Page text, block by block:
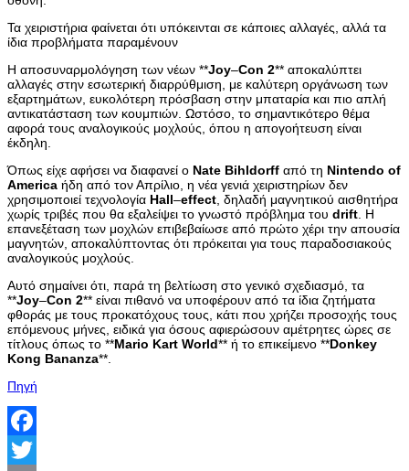
Τα χειριστήρια φαίνεται ότι υπόκεινται σε κάποιες αλλαγές, αλλά τα
ίδια προβλήματα παραμένουν
Η αποσυναρμολόγηση των νέων **Joy–Con 2** αποκαλύπτει
αλλαγές στην εσωτερική διαρρύθμιση, με καλύτερη οργάνωση των
εξαρτημάτων, ευκολότερη πρόσβαση στην μπαταρία και πιο απλή
αντικατάσταση των κουμπιών. Ωστόσο, το σημαντικότερο θέμα
αφορά τους αναλογικούς μοχλούς, όπου η απογοήτευση είναι
έκδηλη.
Όπως είχε αφήσει να διαφανεί ο Nate Bihldorff από τη Nintendo of
America ήδη από τον Απρίλιο, η νέα γενιά χειριστηρίων δεν
χρησιμοποιεί τεχνολογία Hall–effect , δηλαδή μαγνητικού αισθητήρα
χωρίς τριβές που θα εξαλείψει το γνωστό πρόβλημα του drift . Η
επανεξέταση των μοχλών επιβεβαίωσε από πρώτο χέρι την απουσία
μαγνητών, αποκαλύπτοντας ότι πρόκειται για τους παραδοσιακούς
αναλογικούς μοχλούς.
Αυτό σημαίνει ότι, παρά τη βελτίωση στο γενικό σχεδιασμό, τα
**Joy–Con 2** είναι πιθανό να υποφέρουν από τα ίδια ζητήματα
φθοράς με τους προκατόχους τους, κάτι που χρήζει προσοχής τους
επόμενους μήνες, ειδικά για όσους αφιερώσουν αμέτρητες ώρες σε
τίτλους όπως το **Mario Kart World** ή το επικείμενο **Donkey
Kong Bananza**.
Πηγή
Facebook